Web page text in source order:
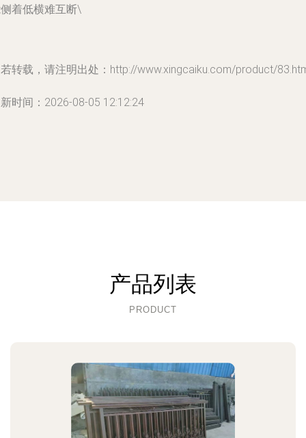
着低横难互断\
转载，请注明出处：http://www.xingcaiku.com/product/
时间：2026-08-05 12:12:24
产品列表
PRODUCT